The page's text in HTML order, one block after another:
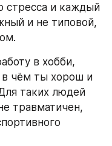
стресса и каждый
и не типовой,
в хобби,
в чём ты хорош и
таких людей
травматичен,